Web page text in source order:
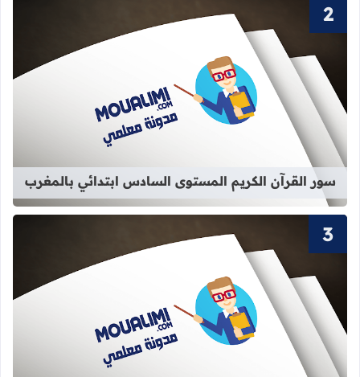
قراءة المزيد عن سور القرآن
سور القرآن الكريم المستوى السادس ابتدائي بالمغرب
قراءة المزيد عن سور القرآن الكريم